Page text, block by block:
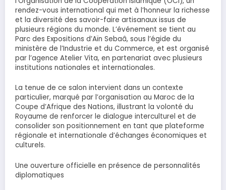
rendez-vous international qui met à l’honneur la richesse
et la diversité des savoir-faire artisanaux issus de
plusieurs régions du monde. L’événement se tient au
Parc des Expositions d’Aïn Sebaâ, sous l’égide du
ministère de l’Industrie et du Commerce, et est organisé
par l’agence Atelier Vita, en partenariat avec plusieurs
institutions nationales et internationales.
La tenue de ce salon intervient dans un contexte
particulier, marqué par l’organisation au Maroc de la
Coupe d’Afrique des Nations, illustrant la volonté du
Royaume de renforcer le dialogue interculturel et de
consolider son positionnement en tant que plateforme
régionale et internationale d’échanges économiques et
culturels.
Une ouverture officielle en présence de personnalités
diplomatiques